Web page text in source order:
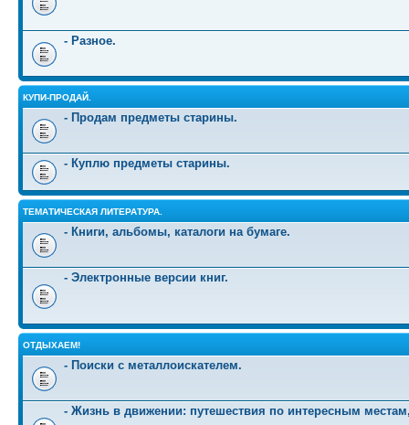
- Разное.
КУПИ-ПРОДАЙ.
- Продам предметы старины.
- Куплю предметы старины.
ТЕМАТИЧЕСКАЯ ЛИТЕРАТУРА.
- Книги, альбомы, каталоги на бумаге.
- Электронные версии книг.
ОТДЫХАЕМ!
- Поиски с металлоискателем.
- Жизнь в движении: путешествия по интересным